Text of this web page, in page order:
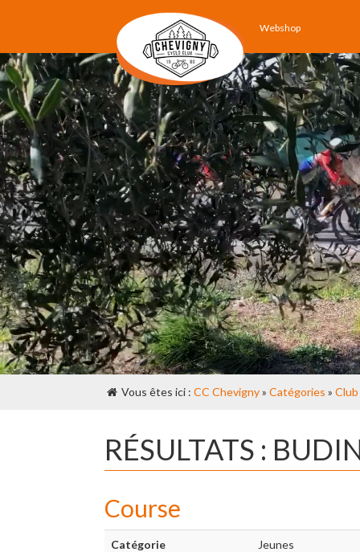
Webshop
Vous êtes ici : CC Chevigny» Catégories » Club
RÉSULTATS :
Course
Catégorie Jeunes